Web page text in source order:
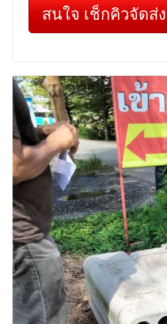
สนใจ เช็กคิวจัดส่ง